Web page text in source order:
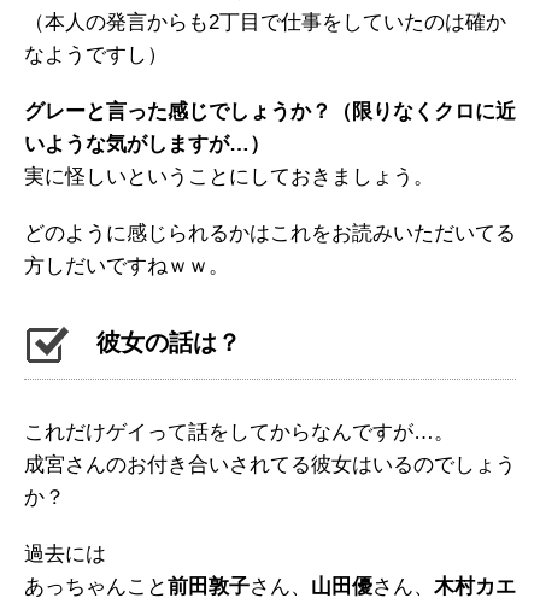
（本人の発言からも2丁目で仕事をしていたのは確か
なようですし）
グレーと言った感じでしょうか？（限りなくクロに近
いような気がしますが…）
実に怪しいということにしておきましょう。
どのように感じられるかはこれをお読みいただいてる
方しだいですねｗｗ。
彼女の話は？
これだけゲイって話をしてからなんですが…。
成宮さんのお付き合いされてる彼女はいるのでしょう
か？
過去には
あっちゃんこと前田敦子さん、 山田優さん、 木村カエ